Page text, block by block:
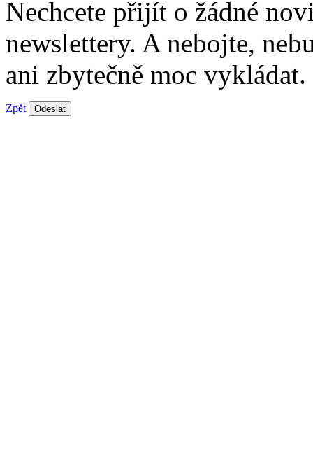
Nechcete přijít o žádné
newslettery. A nebojte,
ani zbytečně moc vykládat.
Zpět Odeslat